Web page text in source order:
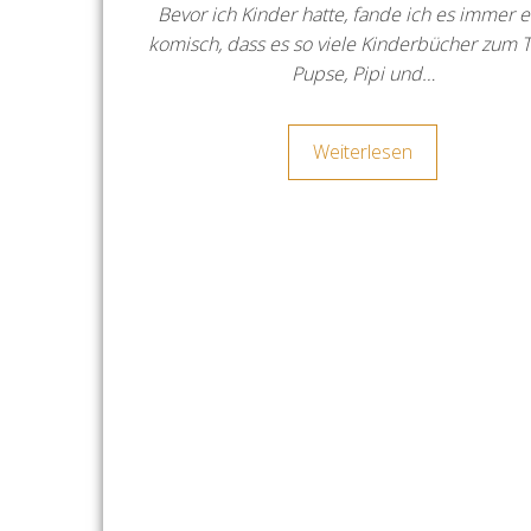
Bevor ich Kinder hatte, fande ich es immer
komisch, dass es so viele Kinderbücher zum
Pupse, Pipi und…
Weiterlesen